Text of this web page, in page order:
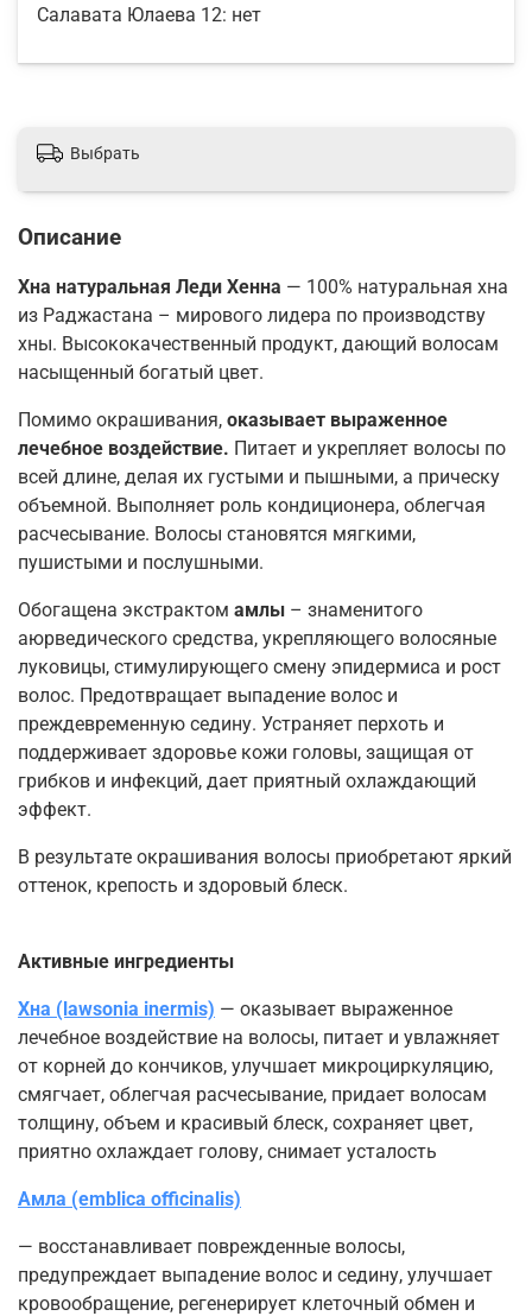
Салавата Юлаева 12: нет
Выбрать
Описание
Хна натуральная Леди Хенна — 100% натуральная хна
из Раджастана – мирового лидера по производству
хны. Высококачественный продукт, дающий волосам
насыщенный богатый цвет.
Помимо окрашивания, оказывает выраженное
лечебное воздействие. Питает и укрепляет волосы по
всей длине, делая их густыми и пышными, а прическу
объемной. Выполняет роль кондиционера, облегчая
расчесывание. Волосы становятся мягкими,
пушистыми и послушными.
Обогащена экстрактом амлы – знаменитого
аюрведического средства, укрепляющего волосяные
луковицы, стимулирующего смену эпидермиса и рост
волос. Предотвращает выпадение волос и
преждевременную седину. Устраняет перхоть и
поддерживает здоровье кожи головы, защищая от
грибков и инфекций, дает приятный охлаждающий
эффект.
В результате окрашивания волосы приобретают яркий
оттенок, крепость и здоровый блеск.
Активные ингредиенты
Хна (lawsonia inermis) — оказывает выраженное
лечебное воздействие на волосы, питает и увлажняет
от корней до кончиков, улучшает микроциркуляцию,
смягчает, облегчая расчесывание, придает волосам
толщину, объем и красивый блеск, сохраняет цвет,
приятно охлаждает голову, снимает усталость
Амла (emblica officinalis)
— восстанавливает поврежденные волосы,
предупреждает выпадение волос и седину, улучшает
кровообращение, регенерирует клеточный обмен и